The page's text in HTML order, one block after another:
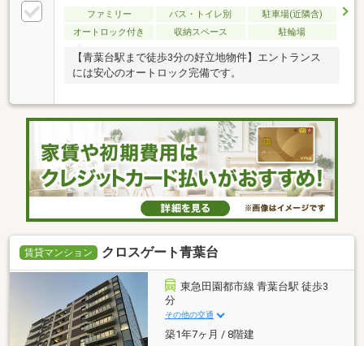
ファミリー バス・トイレ別
駐車場(近隣含)
オートロック付き
収納スペース 駐輪場
【青葉台駅まで徒歩3分の好立地物件】エントランス
には安心のオートロック完備です。
賃貸マンション クロスゲート青葉台
東急田園都市線 青葉台駅 徒歩3
分
その他の交通
築1年7ヶ月 / 8階建